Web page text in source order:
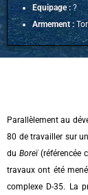
Equipage :?
Armement :
Parallèlement au
80 de travailler sur
duBoreï(référencée
travaux ont été
complexe D-35. La